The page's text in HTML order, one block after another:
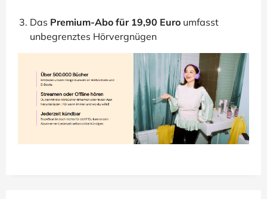
Das Premium-Abo für 19,90 Euro umfasst
unbegrenztes Hörvergnügen